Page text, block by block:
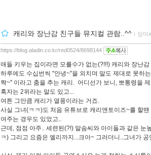
캐리와 장난감 친구들 뮤지컬 관람..^^ ｌ 앙마
https://blog.aladin.co.kr/red0524/8698144
애들 키우는 집이라면 모를수가 없는(?!!!) 캐리와 장난감
하루에도 수십번씩 "안녕~"을 외치며 말도 제대로 못하
짝~" 이라고 춤을 추는 캐리. 어디선가 보니, 뽀통령을
혹자는 2위라는 말도 있고...
여튼 그만큼 캐리가 열풍이라는 거죠.
사실 그녀(ㅋㅋ)도 처음 유튜브로 캐리앤토이즈~를 할
여주는 경우도 있었고..
근데, 점점 아주.. 세련된(?!) 말솜씨와 아이들과 같은
ㅋ) 그리고 요즘은 엘리까지...크아~ 그러더니..그녀가